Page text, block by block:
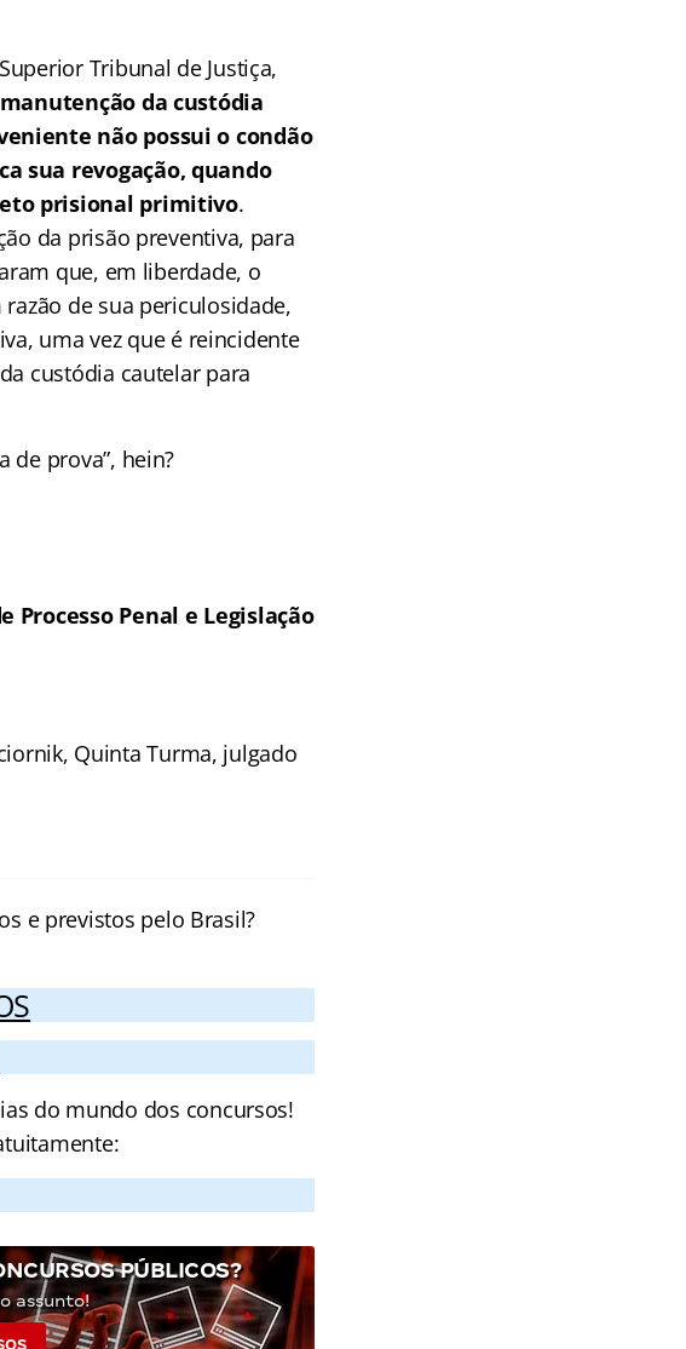
Tribunal de Justiça,
da custódia
não possui o condão
sua revogação, quando
prisional primitivo.
da prisão preventiva, para
que, em liberdade, o
de sua periculosidade,
uma vez que é reincidente
custódia cautelar para
de prova”, hein?
Processo Penal e Legislação
Quinta Turma, julgado
e previstos pelo Brasil?
do mundo dos concursos!
PÚBLICOS?
assunto!